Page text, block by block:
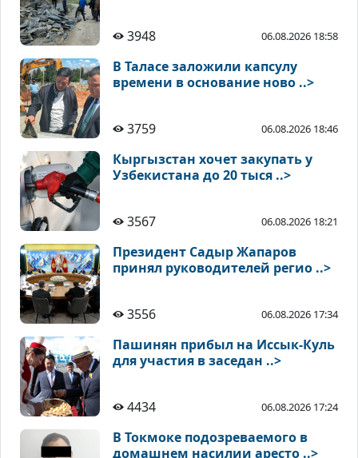
3948 06.08.2026 18:58
В Таласе заложили капсулу
времени в основание ново ..>
3759 06.08.2026 18:46
Кыргызстан хочет закупать у
Узбекистана до 20 тыся ..>
3567 06.08.2026 18:21
Президент Садыр Жапаров
принял руководителей регио ..>
3556 06.08.2026 17:34
Пашинян прибыл на Иссык-Куль
для участия в заседан ..>
4434 06.08.2026 17:24
В Токмоке подозреваемого в
домашнем насилии аресто ..>